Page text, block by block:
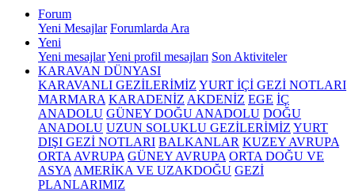
Forum
Yeni Mesajlar Forumlarda Ara
Yeni
Yeni mesajlarYeni profil mesajları Son Aktiviteler
KARAVAN DÜNYASI
KARAVANLI GEZİLERİMİZ YURT İÇİ GEZİ NOTLARI
MARMARA KARADENİZ AKDENİZ EGE İÇ
ANADOLU GÜNEY DOĞU ANADOLU DOĞU
ANADOLU UZUN SOLUKLU GEZİLERİMİZ YURT
DIŞI GEZİ NOTLARI BALKANLAR KUZEY AVRUPA
ORTA AVRUPA GÜNEY AVRUPA ORTA DOĞU VE
ASYA AMERİKA VE UZAKDOĞU GEZİ
PLANLARIMIZ